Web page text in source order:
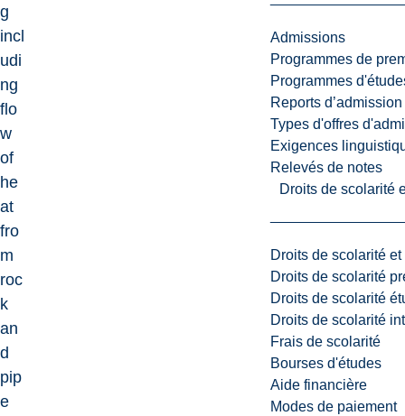
Admissions
Programmes de
Programmes
Reports d’admission
Types d'offres
Exigences
Relevés de notes
Droits de scolarité
Droits de scolarité
Droits de scolarité
Droits de scolarité
Droits de scolarité
Frais de scolarité
Bourses d'études
Aide financière
Modes de paiement
g
incl
udi
ng
flo
w
of
he
at
fro
m
roc
k
an
d
pip
e